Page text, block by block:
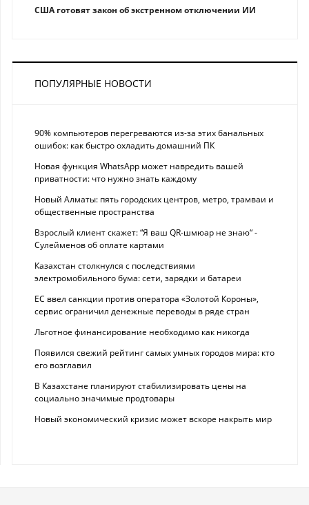
США готовят закон об экстренном отключении ИИ
ПОПУЛЯРНЫЕ НОВОСТИ
90% компьютеров перегреваются из-за этих банальных
ошибок: как быстро охладить домашний ПК
Новая функция WhatsApp может навредить вашей
приватности: что нужно знать каждому
Новый Алматы: пять городских центров, метро, трамваи и
общественные пространства
Взрослый клиент скажет: “Я ваш QR-шмюар не знаю“ -
Сулейменов об оплате картами
Казахстан столкнулся с последствиями
электромобильного бума: сети, зарядки и батареи
ЕС ввел санкции против оператора «Золотой Короны»,
сервис ограничил денежные переводы в ряде стран
Льготное финансирование необходимо как никогда
Появился свежий рейтинг самых умных городов мира: кто
его возглавил
В Казахстане планируют стабилизировать цены на
социально значимые продтовары
Новый экономический кризис может вскоре накрыть мир